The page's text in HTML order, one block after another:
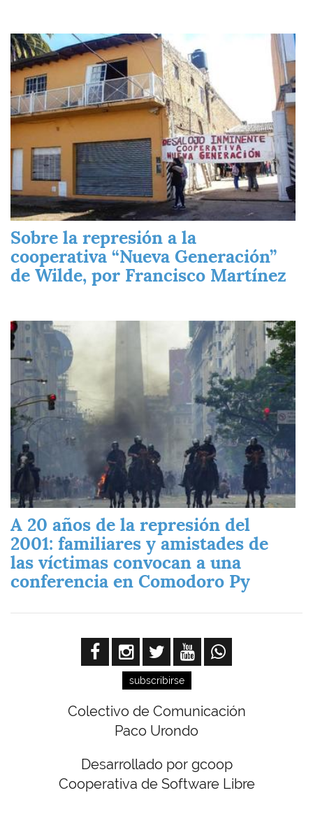
Imagen
Sobre la represión a la
cooperativa “Nueva Generación”
de Wilde, por Francisco Martínez
Imagen
A 20 años de la represión del
2001: familiares y amistades de
las víctimas convocan a una
conferencia en Comodoro Py
subscribirse
Colectivo de Comunicación
Paco Urondo
Desarrollado por gcoop
Cooperativa de Software Libre